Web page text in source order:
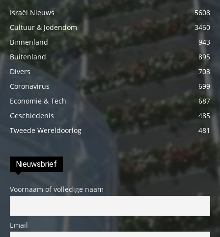
Israël Nieuws
5608
Cultuur & Jodendom
3460
Binnenland
943
Buitenland
895
Divers
703
Coronavirus
699
Economie & Tech
687
Geschiedenis
485
Tweede Wereldoorlog
481
Nieuwsbrief
Voornaam of volledige naam
Email